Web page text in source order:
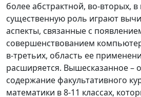
более абстрактной, во-вторых,
существенную роль играют
аспекты, связанные с
совершенствованием
в-третьих, область ее
расширяется. Вышесказанное –
содержание факультативного
математики в 8-11 классах,